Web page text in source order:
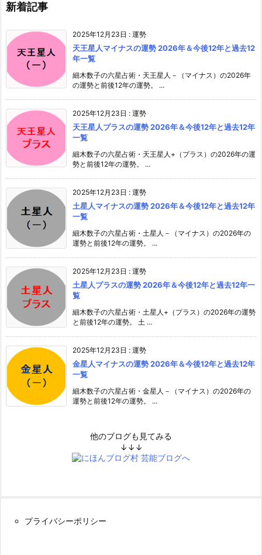
新着記事
2025年12月23日 : 運勢
天王星人マイナスの運勢 2026年＆今後12年と過去12
年一覧
細木数子の六星占術・天王星人－（マイナス）の2026年
の運勢と前後12年の運勢。 ...
2025年12月23日 : 運勢
天王星人プラスの運勢 2026年＆今後12年と過去12年
一覧
細木数子の六星占術・天王星人+（プラス）の2026年の運
勢と前後12年の運勢。 ...
2025年12月23日 : 運勢
土星人マイナスの運勢 2026年＆今後12年と過去12年
一覧
細木数子の六星占術・土星人－（マイナス）の2026年の
運勢と前後12年の運勢。 ...
2025年12月23日 : 運勢
土星人プラスの運勢 2026年＆今後12年と過去12年一
覧
細木数子の六星占術・土星人+（プラス）の2026年の運勢
と前後12年の運勢。 土 ...
2025年12月23日 : 運勢
金星人マイナスの運勢 2026年＆今後12年と過去12年
一覧
細木数子の六星占術・金星人－（マイナス）の2026年の
運勢と前後12年の運勢。 ...
他のブログも見てみる
↓↓↓
プライバシーポリシー